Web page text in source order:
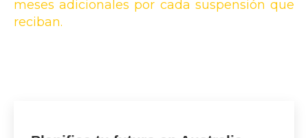
meses adicionales por cada suspensión que
reciban.